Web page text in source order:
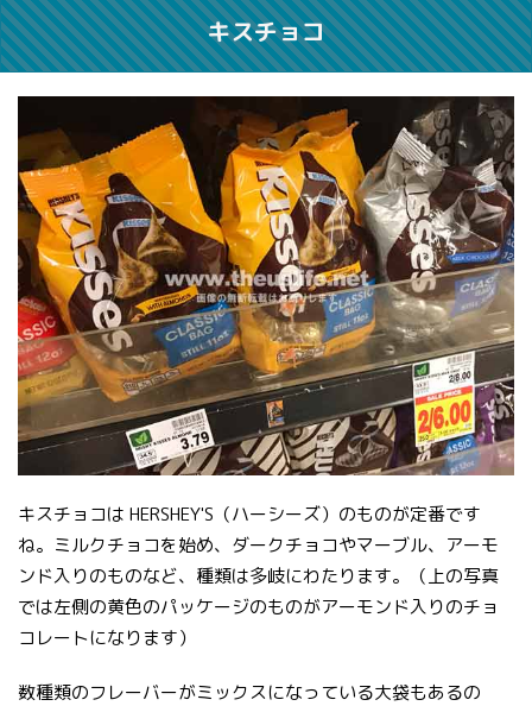
キスチョコ
キスチョコは HERSHEY'S（ハーシーズ）のものが定番です
ね。ミルクチョコを始め、ダークチョコやマーブル、アーモ
ンド入りのものなど、種類は多岐にわたります。（上の写真
では左側の黄色のパッケージのものがアーモンド入りのチョ
コレートになります）
数種類のフレーバーがミックスになっている大袋もあるの